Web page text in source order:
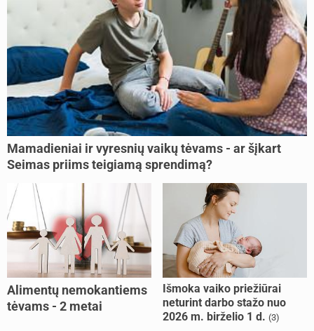
Mamadieniai ir vyresnių vaikų tėvams - ar šįkart
Seimas priims teigiamą sprendimą?
Alimentų nemokantiems
tėvams - 2 metai
Išmoka vaiko priežiūrai
neturint darbo stažo nuo
2026 m. birželio 1 d. (3)